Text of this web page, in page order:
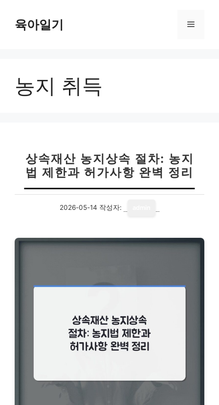
육아일기 메
농지 취득
상속재산 농지상속 절차: 농지
법 제한과 허가사항 완벽 정리
2026-05-14 작성자: